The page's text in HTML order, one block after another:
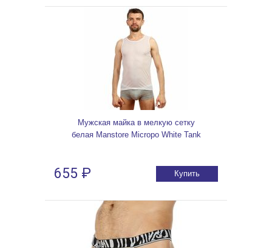
Мужская майка в мелкую сетку
белая Manstore Micropo White Tank
655 ₽ Купить